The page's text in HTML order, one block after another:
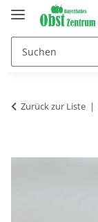
Zurück zur Liste